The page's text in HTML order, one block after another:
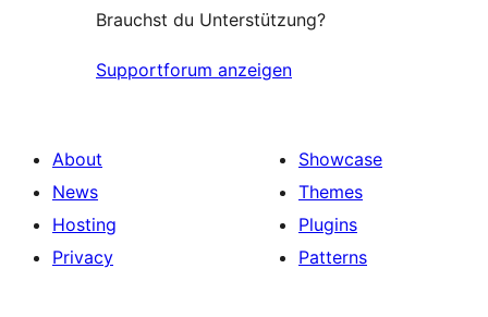
Brauchst du Unterstützung?
Supportforum anzeigen
About
News
Hosting
Privacy
Showcase
Themes
Plugins
Patterns